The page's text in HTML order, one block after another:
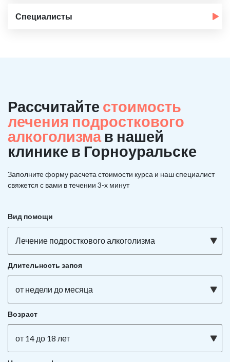
Специалисты
Рассчитайте стоимость
лечения подросткового
алкоголизмав нашей
клинике в Горноуральске
Заполните форму расчета стоимости курса и наш специалист
свяжется с вами в течении 3-х минут
Вид помощи
Лечение подросткового алкоголизма
Длительность запоя
от недели до месяца
Возраст
от 14 до 18 лет